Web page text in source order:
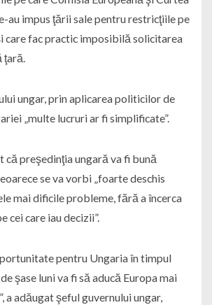
au impus ţării sale pentru restricţiile pe
care fac practic imposibilă solicitarea
ţară.
ungar, prin aplicarea politicilor de
„multe lucruri ar fi simplificate”.
că preşedinţia ungară va fi bună
se va vorbi „foarte deschis
mai dificile probleme, fără a încerca
cei care iau decizii”.
pentru Ungaria în timpul
şase luni va fi să aducă Europa mai
a adăugat şeful guvernului ungar,